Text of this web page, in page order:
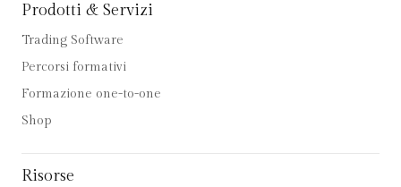
Prodotti & Servizi
Trading Software
Percorsi formativi
Formazione one-to-one
Shop
Risorse